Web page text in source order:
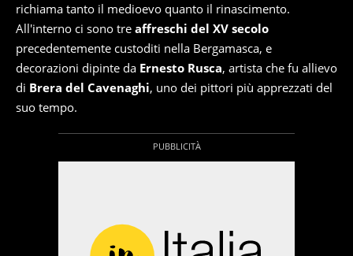
richiama tanto il medioevo quanto il rinascimento.
All'interno ci sono tre affreschi del XV secolo
precedentemente custoditi nella Bergamasca, e
decorazioni dipinte da Ernesto Rusca, artista che fu allievo
di Brera del Cavenaghi, uno dei pittori più apprezzati del
suo tempo.